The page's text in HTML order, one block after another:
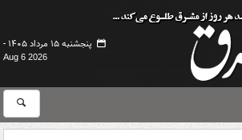
پنجشنبه ۱۵ مرداد ۱۴۰۵ -
Aug 6 2026